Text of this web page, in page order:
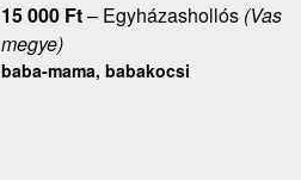
15 000 Ft– Egyházashollós(Vas
megye)
baba-mama, babakocsi